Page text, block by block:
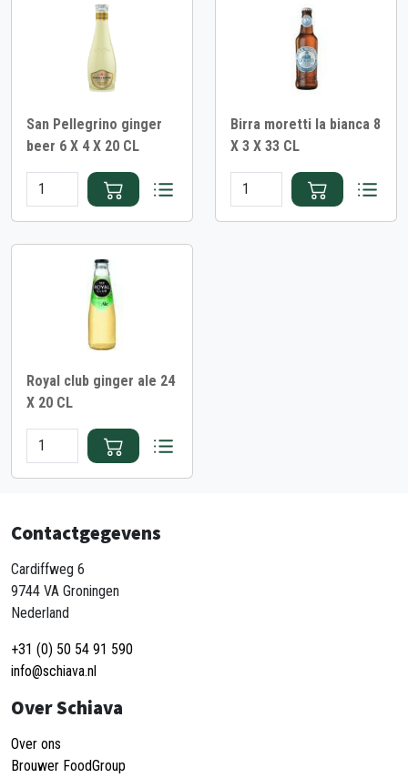
San Pellegrino ginger
beer 6 X 4 X 20 CL
Birra moretti la bianca 8
X 3 X 33 CL
Royal club ginger ale 24
X 20 CL
Contactgegevens
Cardiffweg 6
9744 VA Groningen
Nederland
+31 (0) 50 54 91 590
info@schiava.nl
Over Schiava
Over ons
Brouwer FoodGroup